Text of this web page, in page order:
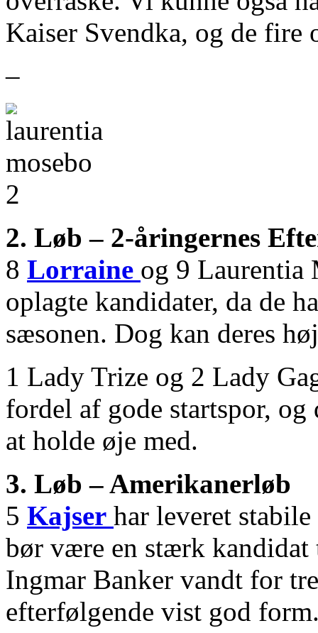
Kaiser Svendka, og de fire
–
2. Løb – 2-åringernes
8 Lorraine og 9 Laurentia
oplagte kandidater, da de
sæsonen. Dog kan deres
1 Lady Trize og 2 Lady
fordel af gode startspor,
at holde øje med.
3. Løb – Amerikanerløb
5 Kajser har leveret
bør være en stærk
Ingmar Banker vandt for
efterfølgende vist god